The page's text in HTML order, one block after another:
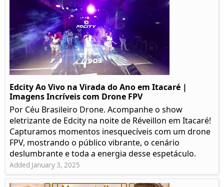
Edcity Ao Vivo na Virada do Ano em Itacaré |
Imagens Incríveis com Drone FPV
Por Céu Brasileiro Drone. Acompanhe o show
eletrizante de Edcity na noite de Réveillon em Itacaré!
Capturamos momentos inesquecíveis com um drone
FPV, mostrando o público vibrante, o cenário
deslumbrante e toda a energia desse espetáculo.
Added January 3, 2025